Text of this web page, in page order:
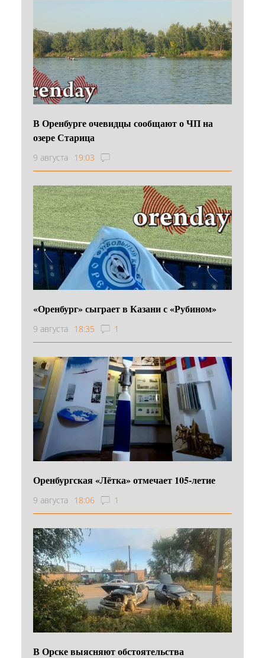
В Оренбурге очевидцы сообщают о ЧП на
озере Старица
9 августа 19:03
«Оренбург» сыграет в Казани с «Рубином»
9 августа 18:35 1
Оренбургская «Лётка» отмечает 105-летие
9 августа 18:06 1
В Орске выясняют обстоятельства